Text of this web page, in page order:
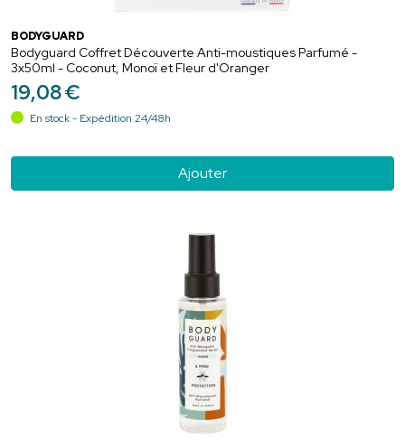
BODYGUARD
Bodyguard Coffret Découverte Anti-moustiques Parfumé -
3x50ml - Coconut, Monoï et Fleur d'Oranger
19,08€
En stock - Expédition 24/48h
Ajouter